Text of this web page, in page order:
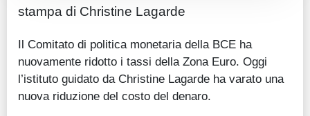
stampa di Christine Lagarde
Il Comitato di politica monetaria della BCE ha
nuovamente ridotto i tassi della Zona Euro. Oggi
l’istituto guidato da Christine Lagarde ha varato una
nuova riduzione del costo del denaro.